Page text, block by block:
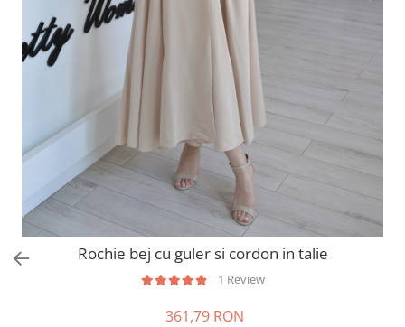
Tricouri si topuri
Rochii de eveniment
Rochie bej cu guler si cordon in talie
1 Review
361,79 RON